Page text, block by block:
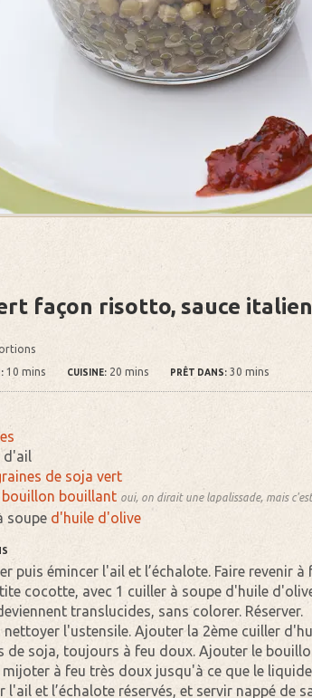
façon risotto, sauce
10 mins CUISINE: 20 mins PRÊT DANS: 30 mins
d'ail
de soja vert
bouillon bouillant oui, on dirait une lapalissade, mais
soupe d'huile d'olive
puis émincer l'ail et l’échalote. Faire revenir
cocotte, avec 1 cuiller à soupe d'huile
translucides, sans colorer. Réserver.
nettoyer l'ustensile. Ajouter la 2ème cuiller
de soja, toujours à feu doux. Ajouter le
mijoter à feu très doux jusqu'à ce que le
l'ail et l’échalote réservés, et servir nappé de